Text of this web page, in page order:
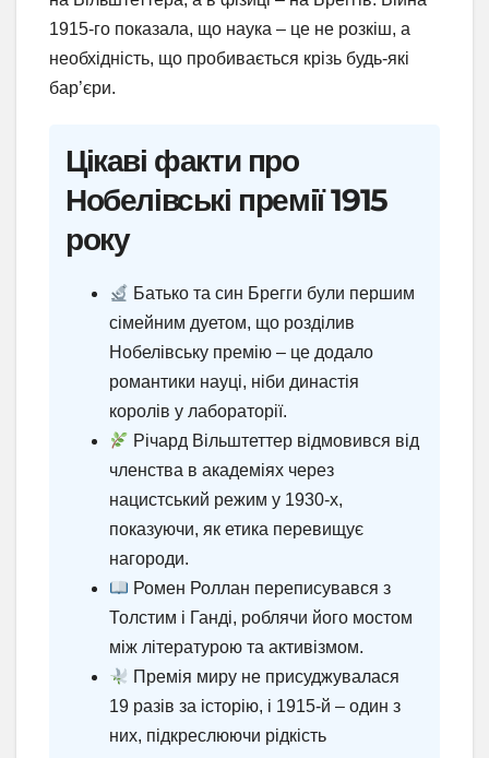
1915-го показала, що наука – це не розкіш, а
необхідність, що пробивається крізь будь-які
бар’єри.
Цікаві факти про
Нобелівські премії 1915
року
Батько та син Брегги були першим
сімейним дуетом, що розділив
Нобелівську премію – це додало
романтики науці, ніби династія
королів у лабораторії.
Річард Вільштеттер відмовився від
членства в академіях через
нацистський режим у 1930-х,
показуючи, як етика перевищує
нагороди.
Ромен Роллан переписувався з
Толстим і Ганді, роблячи його мостом
між літературою та активізмом.
Премія миру не присуджувалася
19 разів за історію, і 1915-й – один з
них, підкреслюючи рідкість